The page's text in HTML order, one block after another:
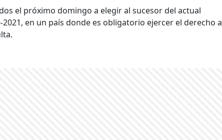
el próximo domingo a elegir al sucesor del actual
en un país donde es obligatorio ejercer el derecho a